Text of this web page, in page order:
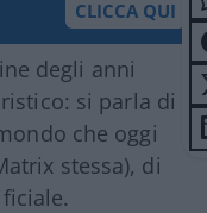
CLICCA QUI
degli anni
si parla di
che oggi
stessa), di